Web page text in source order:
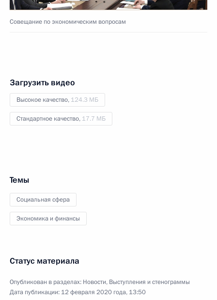
Совещание по экономическим вопросам
Загрузить видео
Высокое качество, 124.3 МБ
Стандартное качество, 17.7 МБ
Темы
Социальная сфера
Экономика и финансы
Статус материала
Опубликован в разделах: Новости, Выступления и стенограммы
Дата публикации: 12 февраля 2020 года, 13:50